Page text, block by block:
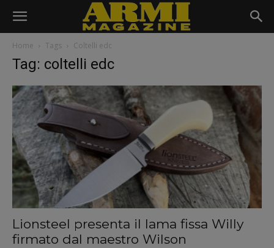
Home Tags Coltelli edc
Tag: coltelli edc
Lionsteel presenta il lama fissa Willy
firmato dal maestro Wilson